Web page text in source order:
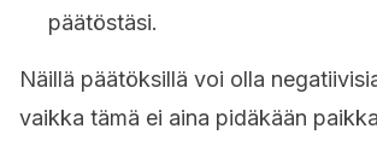
päätöstäsi.
Näillä päätöksillä voi olla
vaikka tämä ei aina pidäkään